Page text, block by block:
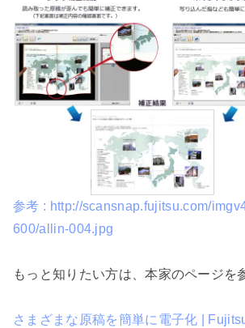
参考 : http://scansnap.fujitsu.com/
600/allin-004.jpg
もっと知りたい方は、本家のページを
さまざまな原稿を簡単に電子化 |